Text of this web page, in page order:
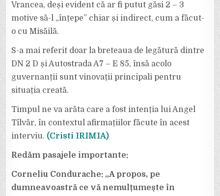
Vrancea, deși evident că ar fi putut găsi 2 – 3
motive să-l „înțepe” chiar și indirect, cum a făcut-
o cu Misăilă.
S-a mai referit doar la breteaua de legătură dintre
DN 2 D și Autostrada A7 – E 85, însă acolo
guvernanții sunt vinovații principali pentru
situația creată.
Timpul ne va arăta care a fost intenția lui Angel
Tîlvăr, în contextul afirmațiilor făcute în acest
interviu. (Cristi IRIMIA)
Redăm pasajele importante:
Corneliu Condurache: „A propos, pe
dumneavoastră ce vă nemulțumește în